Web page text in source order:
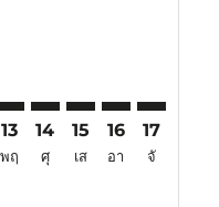
13
พฤ
14
ศุ
15
เส
16
อา
17
จั